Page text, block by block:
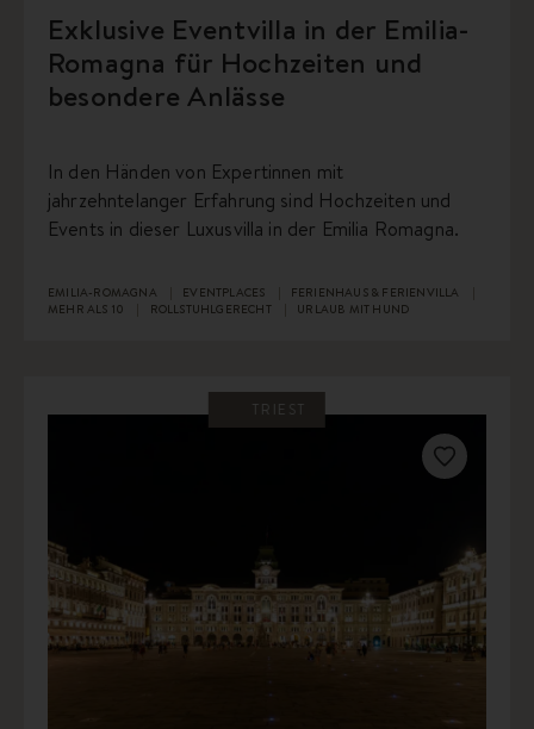
Exklusive Eventvilla in der Emilia-
Romagna für Hochzeiten und
besondere Anlässe
In den Händen von Expertinnen mit
jahrzehntelanger Erfahrung sind Hochzeiten und
Events in dieser Luxusvilla in der Emilia Romagna.
EMILIA-ROMAGNA EVENTPLACES
FERIENHAUS & FERIENVILLA
MEHR ALS 10
ROLLSTUHLGERECHT URLAUB MIT HUND
TRIEST